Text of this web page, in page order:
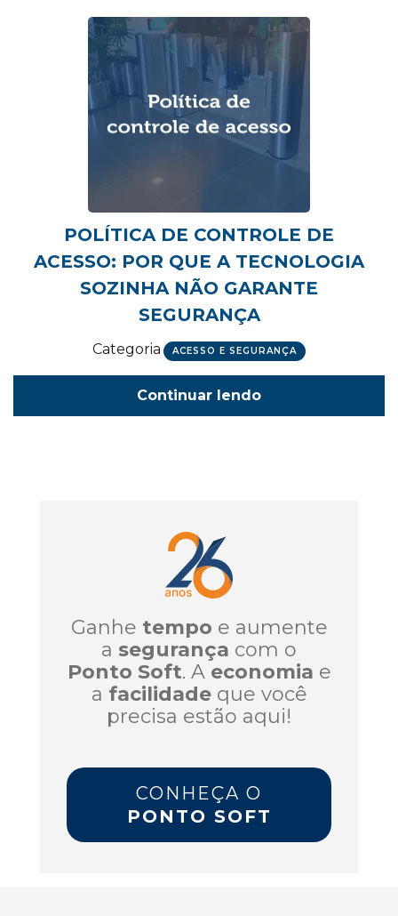
POLÍTICA DE CONTROLE DE
ACESSO: POR QUE A TECNOLOGIA
SOZINHA NÃO GARANTE
SEGURANÇA
Categoria ACESSO E SEGURANÇA
Continuar lendo
Ganhe tempo e aumente
a segurança com o
Ponto Soft. A economia e
a facilidadeque você
precisa estão aqui!
CONHEÇA O
PONTO SOFT